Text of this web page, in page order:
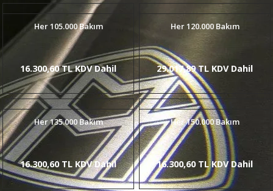
Her 105.000 Bakım
16.300,60 TL KDV Dahil
Her 120.000 Bakım
29.017,89 TL KDV Dahil
Her 135.000 Bakım
16.300,60 TL KDV Dahil
Her 150.000 Bakım
16.300,60 TL KDV Dahil